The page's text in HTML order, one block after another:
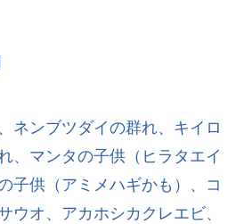
ネンブツダイの群れ、キイロ
、マンタの子供（ヒラタエイ
子供（アミメハギかも）、コ
ウオ、アカホシカクレエビ、